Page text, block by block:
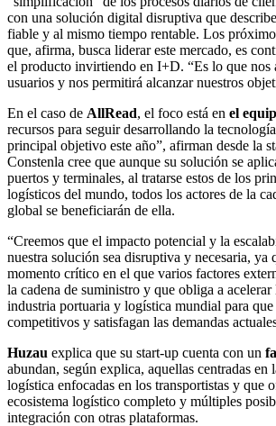
con una solución digital disruptiva que
fiable y al mismo tiempo rentable. Los
que, afirma, busca liderar este mercado, es
el producto invirtiendo en I+D. “Es lo que nos
usuarios y nos permitirá alcanzar nuestros
En el caso de AllRead, el foco está en el
recursos para seguir desarrollando la
principal objetivo este año”, afirman desde la
Constenla cree que aunque su solución se
puertos y terminales, al tratarse estos de los
logísticos del mundo, todos los actores de la
global se beneficiarán de ella.
“Creemos que el impacto potencial y la
nuestra solución sea disruptiva y necesaria, ya
momento crítico en el que varios factores
la cadena de suministro y que obliga a
industria portuaria y logística mundial para que
competitivos y satisfagan las demandas
Huzau explica que su start-up cuenta con un
abundan, según explica, aquellas centradas en
logística enfocadas en los transportistas y que
ecosistema logístico completo y múltiples
integración con otras plataformas.